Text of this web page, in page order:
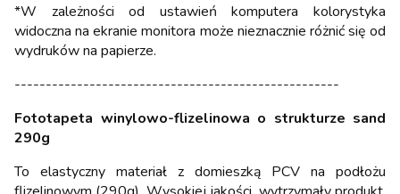
*W zależności od ustawień komputera kolorystyka
widoczna na ekranie monitora może nieznacznie różnić się od
wydruków na papierze.
----------------------------------------------------
Fototapeta winylowo-flizelinowa o strukturze sand
290g
To elastyczny materiał z domieszką PCV na podłożu